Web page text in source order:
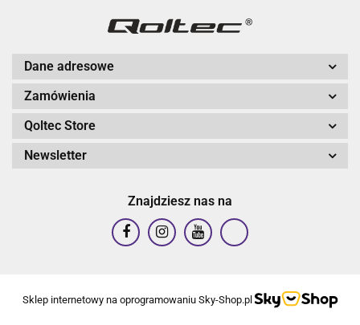
Dane adresowe
Zamówienia
Qoltec Store
Newsletter
Znajdziesz nas na
Sklep internetowy na oprogramowaniu Sky-Shop.pl